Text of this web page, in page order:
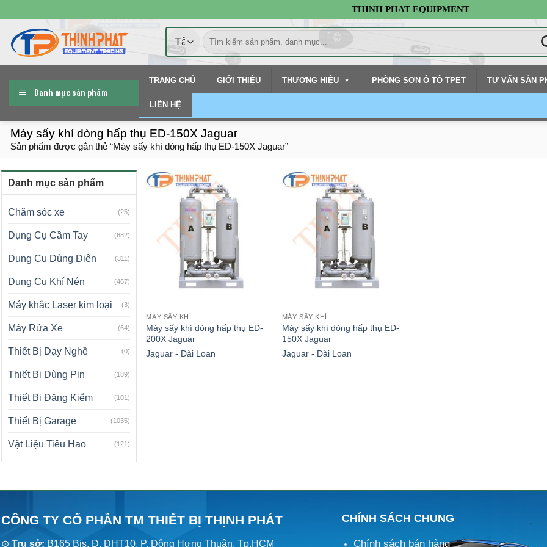
đến
nội
dung
THINH PHAT EQUIPMENT
Tìm
kiếm:
Danh mục sản phẩm
TRANG CHỦ GIỚI THIỆU THƯƠNG HIỆU PHÒNG SƠN Ô TÔ TPET TƯ VẤN SẢN
LIÊN HỆ
Máy sấy khí dòng hấp thụ ED-150X Jaguar
Sản phẩm được gắn thẻ “Máy sấy khí dòng hấp thụ ED-150X Jaguar”
Danh mục sản phẩm
Chăm sóc xe (25)
Dụng Cụ Cầm Tay (682)
Dụng Cụ Dùng Điện (311)
Dụng Cụ Khí Nén (467)
Máy khắc Laser kim loại (3)
Máy Rửa Xe (64)
Thiết Bị Dạy Nghề (0)
Thiết Bị Dùng Pin (189)
Thiết Bị Đăng Kiểm (101)
Thiết Bị Garage (1035)
Vật Liệu Tiêu Hao (121)
MÁY SẤY KHÍ
Máy sấy khí dòng hấp thụ ED-
200X Jaguar
Jaguar - Đài Loan
MÁY SẤY KHÍ
Máy sấy khí dòng hấp thụ ED-
150X Jaguar
Jaguar - Đài Loan
CÔNG TY CỔ PHẦN TM THIẾT BỊ THỊNH PHÁT
⊙ Trụ sở: B165 Bis, Đ. ĐHT10, P. Đông Hưng Thuận, Tp.HCM
CHÍNH SÁCH CHUNG
Chính sách bán hàng